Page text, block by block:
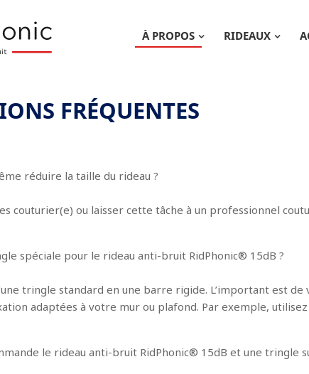
À PROPOS RIDEAUX
FRÉQUENTES
réduire la taille du rideau ?
couturier(e) ou laisser cette tâche à un professionnel
spéciale pour le rideau anti-bruit RidPhonic® 15dB ?
tringle standard en une barre rigide. L’important est
adaptées à votre mur ou plafond. Par exemple,
le rideau anti-bruit RidPhonic® 15dB et une